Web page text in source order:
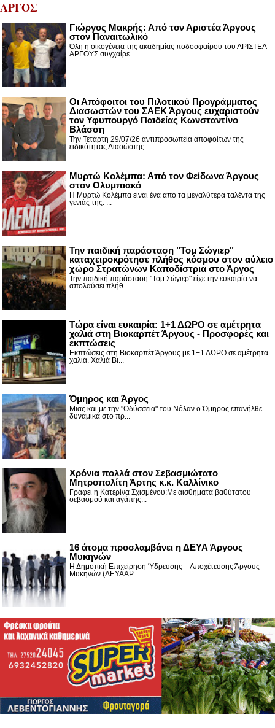
ΑΡΓΟΣ
Γιώργος Μακρής: Από τον Αριστέα Άργους
στον Παναιτωλικό
Όλη η οικογένεια της ακαδημίας ποδοσφαίρου του ΑΡΙΣΤΕΑ
ΑΡΓΟΥΣ συγχαίρε...
Οι Απόφοιτοι του Πιλοτικού Προγράμματος
Διασωστών του ΣΑΕΚ Άργους ευχαριστούν
τον Υφυπουργό Παιδείας Κωνσταντίνο
Βλάσση
Την Τετάρτη 29/07/26 αντιπροσωπεία αποφοίτων της
ειδικότητας Διασώστης...
Μυρτώ Κολέμπα: Από τον Φείδωνα Άργους
στον Ολυμπιακό
Η Μυρτώ Κολέμπα είναι ένα από τα μεγαλύτερα ταλέντα της
γενιάς της. ...
Την παιδική παράσταση "Τομ Σώγιερ"
καταχειροκρότησε πλήθος κόσμου στον αύλειο
χώρο Στρατώνων Καποδίστρια στο Άργος
Την παιδική παράσταση "Τομ Σώγιερ" είχε την ευκαιρία να
απολαύσει πλήθ...
Τώρα είναι ευκαιρία: 1+1 ΔΩΡΟ σε αμέτρητα
χαλιά στη Βιοκαρπέτ Άργους - Προσφορές και
εκπτώσεις
Εκπτώσεις στη Βιοκαρπέτ Άργους με 1+1 ΔΩΡΟ σε αμέτρητα
χαλιά. Χαλιά Βι...
Όμηρος και Άργος
Μιας και με την "Οδύσσεια" του Νόλαν ο Όμηρος επανήλθε
δυναμικά στο πρ...
Χρόνια πολλά στον Σεβασμιώτατο
Μητροπολίτη Άρτης κ.κ. Καλλίνικο
Γράφει η Κατερίνα Σχισμένου:Με αισθήματα βαθύτατου
σεβασμού και αγάπης...
16 άτομα προσλαμβάνει η ΔΕΥΑ Άργους
Μυκηνών
Η Δημοτική Επιχείρηση Ύδρευσης – Αποχέτευσης Άργους –
Μυκηνών (ΔΕΥΑΑΡ....